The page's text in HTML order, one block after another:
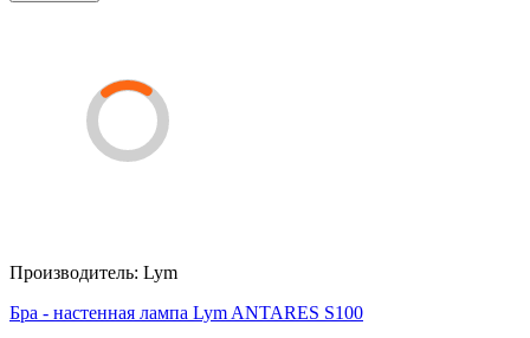
Производитель: Lym
Бра - настенная лампа Lym ANTARES S100